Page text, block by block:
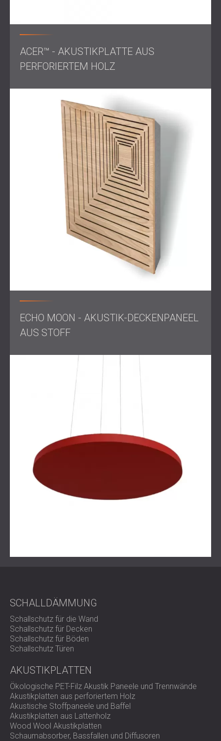
Ergebnis
Der Nachhall im Büro wurde erfolgreich reduziert, wodurch
eine ruhigere und produktivere Umgebung für die
Mitarbeiter der DSK Bank geschaffen wurde.
akustischer Effizienz.
Das Projekt wurde pünktlich und gemäß den
Spezifikationen geliefert und zeigte, wie
maßgeschneiderte Akustiklösungen selbst die
geschäftigsten Unternehmensumgebungen verändern
Kontaktieren Sie uns für eine professionelle
Akustikbehandlung!
ACER™ - AKUSTIKPLATTE AUS
PERFORIERTEM HOLZ
ECHO MOON - AKUSTIK-DECKENPANEEL
AUS STOFF
SCHALLDÄMMUNG
Schallschutz für die Wand
Schallschutz für Decken
Schallschutz für Böden
Schallschutz Türen
AKUSTIKPLATTEN
Ökologische PET-Filz Akustik Paneele und Trennwände
Akustikplatten aus perforiertem Holz
Akustische Stoffpaneele und Baffel
Akustikplatten aus Lattenholz
Wood Wool Akustikplatten
Schaumabsorber, Bassfallen und Diffusoren